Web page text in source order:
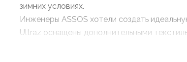
зимних условиях.
Инженеры ASSOS хотели создать
Ultraz оснащены дополнительными